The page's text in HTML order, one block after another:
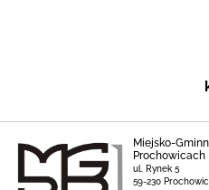
Miejsko-
Prochowicach
ul. Rynek 5
59-230